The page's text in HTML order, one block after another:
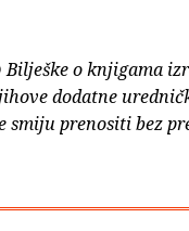
o knjigama
dodatne
smiju prenositi bez